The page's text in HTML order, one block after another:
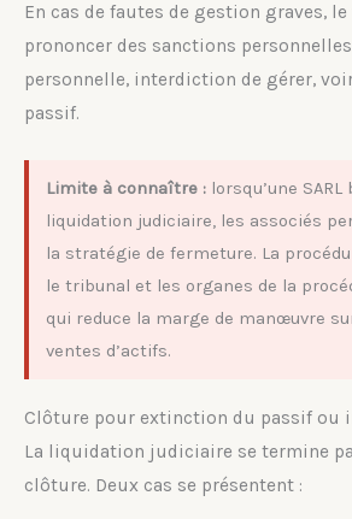
En cas de fautes de gestion graves,
prononcer des sanctions
personnelle, interdiction de gérer,
passif.
Limite à connaître : lorsqu’une
liquidation judiciaire, les associés
la stratégie de fermeture. La
le tribunal et les organes de la
qui reduce la marge de manœuvre
ventes d’actifs.
Clôture pour extinction du passif ou
La liquidation judiciaire se termine
clôture. Deux cas se présentent :